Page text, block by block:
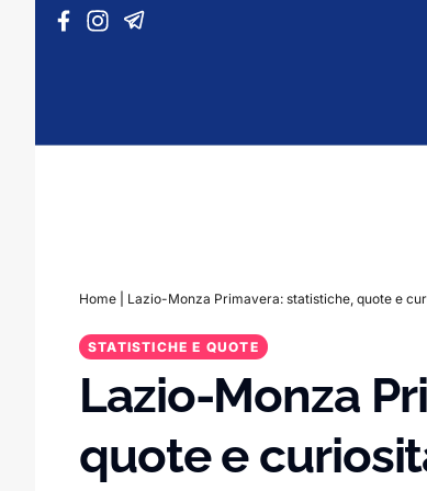
Vai al contenuto
Home Lazio-Monza Primavera: statistiche, quote e
STATISTICHE E QUOTE
Lazio-Monza
quote e